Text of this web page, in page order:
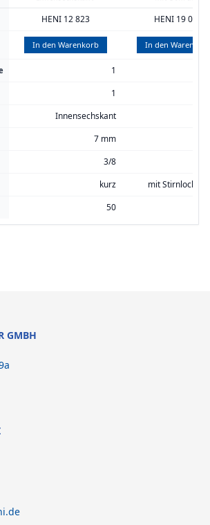
HENI 12 823 HENI 19 080
In den Warenkorb In den
1
1
Innensechskant
7 mm
3/8
kurz mit
50
INHALTE IMMER AUCH AUF:
GMBH